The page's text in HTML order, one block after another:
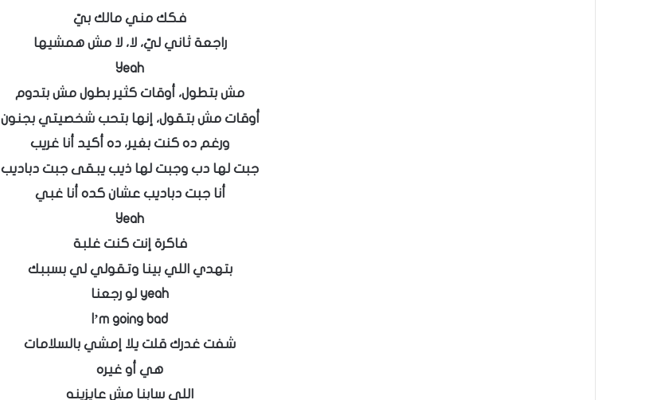
فكك مني مالك بيّ
راجعة ثاني ليّ، لا، لا مش همشيها
Yeah
مش بتطول، أوقات كثير بطول مش بتدوم
أوقات مش بتقول، إنها بتحب شخصيتي بجنون
ورغم ده كنت بغير، ده أكيد أنا غريب
جبت لها دب وجبت لها ذيب يبقى جبت دباديب
أنا جبت دباديب عشان كده أنا غبي
Yeah
فاكرة إنت كنت غلبة
بتهدي اللي بينا وتقولي لي بسببك
yeah لو رجعنا
I’m going bad
شفت غدرك قلت يلا إمشي بالسلامات
هي أو غيره
اللي سابنا مش عايزينه